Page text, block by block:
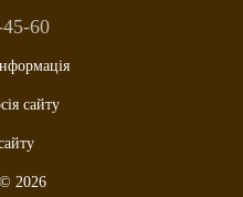
60
сайту
2026